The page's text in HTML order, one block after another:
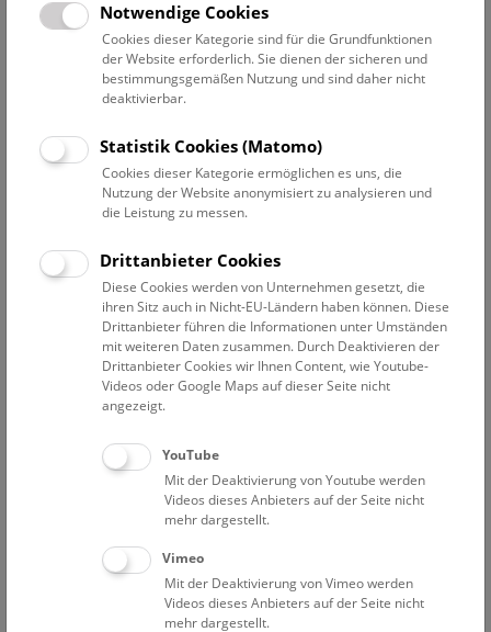
Mitmachen ein!
Versuche dich als Dino-Forscher*in und setz in unserem
Labor einen Plateosaurus aus Knochen, die im 3D-Labor
können herausfinden, wie groß und schwer Plateosaurus
war und wie er gelebt hat – doch niemand weiß, ob er grün
oder rosa, grau oder bunt gemustert war. Gestalte einen
Plateosaurus ganz nach deinen Vorstellungen!
NHM Open Deck 50
Samstag, Sonn- und Feiertag, sowie täglich in den Herbst-,
Weihnachts-, Semester- und Osterferien, von 11:45 bis
Deck 50 © NHM Wien, Christina Rittmannsperger
Notwendige Cookies
Cookies dieser Kategorie sind für die Grundfunktionen
der Website erforderlich. Sie dienen der sicheren und
bestimmungsgemäßen Nutzung und sind daher nicht
deaktivierbar.
Statistik Cookies (Matomo)
Cookies dieser Kategorie ermöglichen es uns, die
Nutzung der Website anonymisiert zu analysieren und
die Leistung zu messen.
Drittanbieter Cookies
Diese Cookies werden von Unternehmen gesetzt, die
ihren Sitz auch in Nicht-EU-Ländern haben können. Diese
Drittanbieter führen die Informationen unter Umständen
mit weiteren Daten zusammen. Durch Deaktivieren der
Drittanbieter Cookies wir Ihnen Content, wie Youtube-
Videos oder Google Maps auf dieser Seite nicht
angezeigt.
YouTube
Mit der Deaktivierung von Youtube werden
Videos dieses Anbieters auf der Seite nicht
mehr dargestellt.
Vimeo
Mit der Deaktivierung von Vimeo werden
Videos dieses Anbieters auf der Seite nicht
mehr dargestellt.